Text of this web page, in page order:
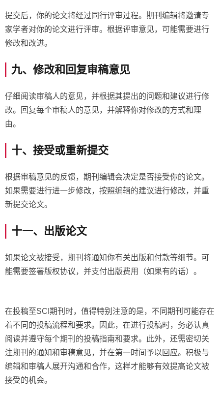
提交后，你的论文将经过同行评审过程。期刊编辑将邀请专
家学者对你的论文进行评审。根据评审意见，可能需要进行
修改和改进。
九、修改和回复审稿意见
仔细阅读审稿人的意见，并根据其提出的问题和建议进行修
改。回复每个审稿人的意见，并解释你对修改的方式和理
由。
十、接受或重新提交
根据审稿意见的反馈，期刊编辑会决定是否接受你的论文。
如果需要进行进一步修改，按照编辑的建议进行修改，并重
新提交论文。
十一、出版论文
如果论文被接受，期刊将通知你有关出版和付款等细节。可
能需要签署版权协议，并支付出版费用（如果有的话）。
在投稿至SCI期刊时，值得特别注意的是，不同期刊可能存在
着不同的投稿流程和要求。因此，在进行投稿时，务必认真
阅读并遵守每个期刊的投稿指南和要求。此外，还需密切关
注期刊的通知和审稿意见，并在第一时间予以回应。积极与
编辑和审稿人展开沟通和合作，这样才能够有效提高论文被
接受的机会。